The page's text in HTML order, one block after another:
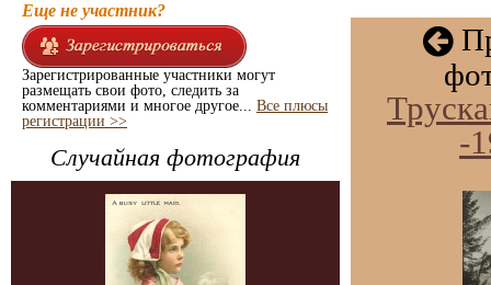
Еще не участник?
Зарегистрированные участники могут
размещать свои фото, следить за
комментариями и многое другое... Все плюсы
регистрации >>
Случайная фотография
-